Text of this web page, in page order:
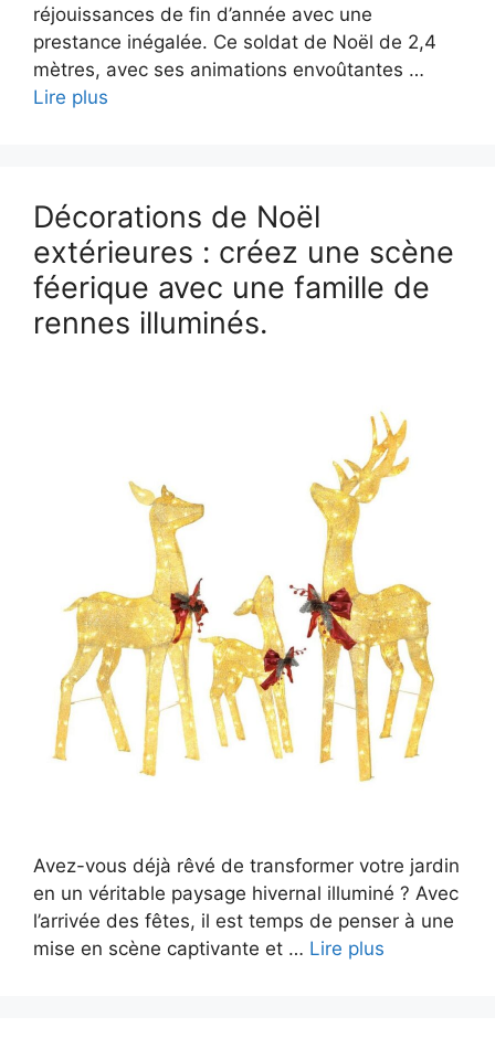
réjouissances de fin d’année avec une
prestance inégalée. Ce soldat de Noël de 2,4
mètres, avec ses animations envoûtantes …
Lire plus
Décorations de Noël
extérieures : créez une scène
féerique avec une famille de
rennes illuminés.
Avez-vous déjà rêvé de transformer votre jardin
en un véritable paysage hivernal illuminé ? Avec
l’arrivée des fêtes, il est temps de penser à une
mise en scène captivante et … Lire plus